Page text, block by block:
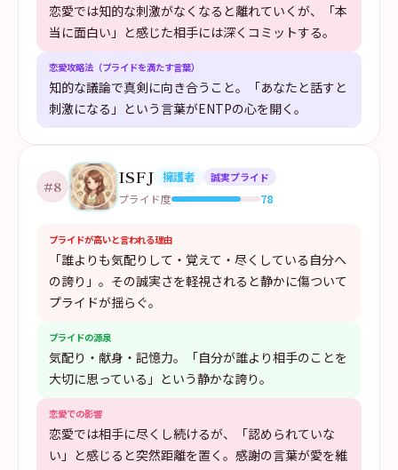
恋愛では知的な刺激がなくなると離れていくが、「本
当に面白い」と感じた相手には深くコミットする。
恋愛攻略法（プライドを満たす言葉）
知的な議論で真剣に向き合うこと。「あなたと話すと
刺激になる」という言葉がENTPの心を開く。
#8 ISFJ 擁護者
誠実プライド
プライド度
78
プライドが高いと言われる理由
「誰よりも気配りして・覚えて・尽くしている自分へ
の誇り」。その誠実さを軽視されると静かに傷ついて
プライドが揺らぐ。
プライドの源泉
気配り・献身・記憶力。「自分が誰より相手のことを
大切に思っている」という静かな誇り。
恋愛での影響
恋愛では相手に尽くし続けるが、「認められていな
い」と感じると突然距離を置く。感謝の言葉が愛を維